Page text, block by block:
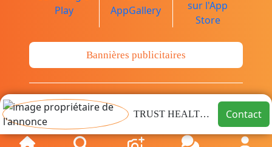
TRUST HEALTHCARE Contact
Bannières publicitaires
© Copyright 2014-2026 Cava.tn Limited Tous
les droits sont réservés.